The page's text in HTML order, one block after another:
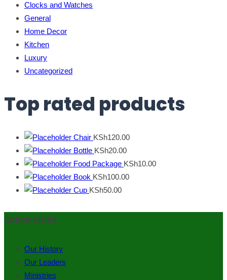
Clocks and Watches
General
Home Decor
Kitchen
Luxury
Uncategorized
Top rated products
Chair KSh120.00
Bottle KSh20.00
Food Package KSh10.00
Book KSh100.00
Cup KSh50.00
Quick Links
Our History
Our Leaders
Ministries